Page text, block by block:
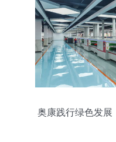
奥康践行绿色发展